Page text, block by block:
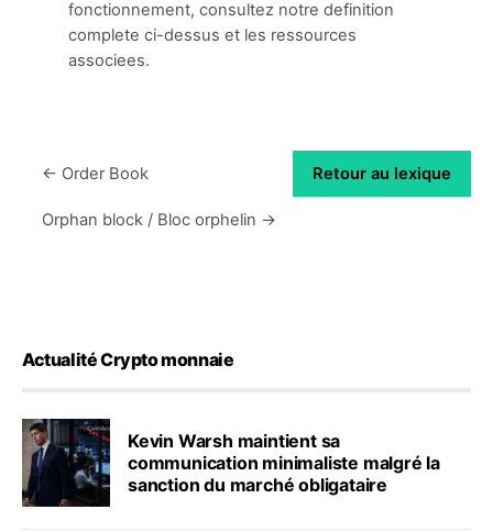
fonctionnement, consultez notre definition
complete ci-dessus et les ressources
associees.
← Order Book Retour au lexique
Orphan block / Bloc orphelin →
Actualité Crypto monnaie
Kevin Warsh maintient sa
communication minimaliste malgré la
sanction du marché obligataire